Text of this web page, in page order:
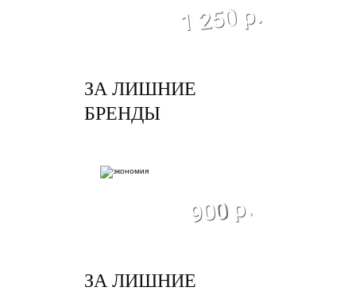
1 250 р.
ЗА ЛИШНИЕ
БРЕНДЫ
900 р.
ЗА ЛИШНИЕ